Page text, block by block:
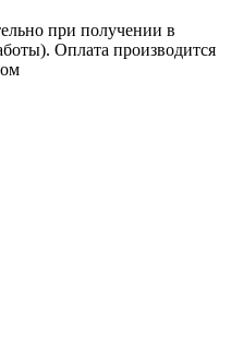
при получении в
Оплата производится